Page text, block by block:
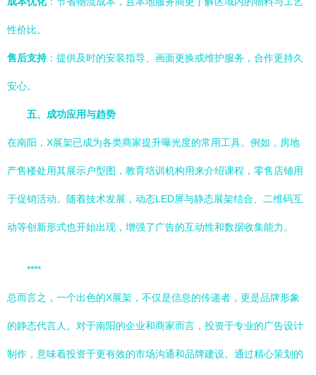
性价比。
售后支持：提供及时的安装指导、画面更换或维护服务，合作更持久
安心。
五、成功应用与趋势
在南阳，X展架已成为各类商家提升曝光度的常用工具。例如，房地
产售楼处用其展示户型图，教育培训机构用来介绍课程，零售店铺用
于促销活动。随着技术发展，动态LED屏与静态展架结合、二维码互
动等创新形式也开始出现，增强了广告的互动性和数据收集能力。
****
总而言之，一个出色的X展架，不仅是信息的传递者，更是品牌形象
的静态代言人。对于南阳的企业和商家而言，投资于专业的广告设计
制作，意味着投资于更有效的市场沟通和品牌建设。通过精心策划的